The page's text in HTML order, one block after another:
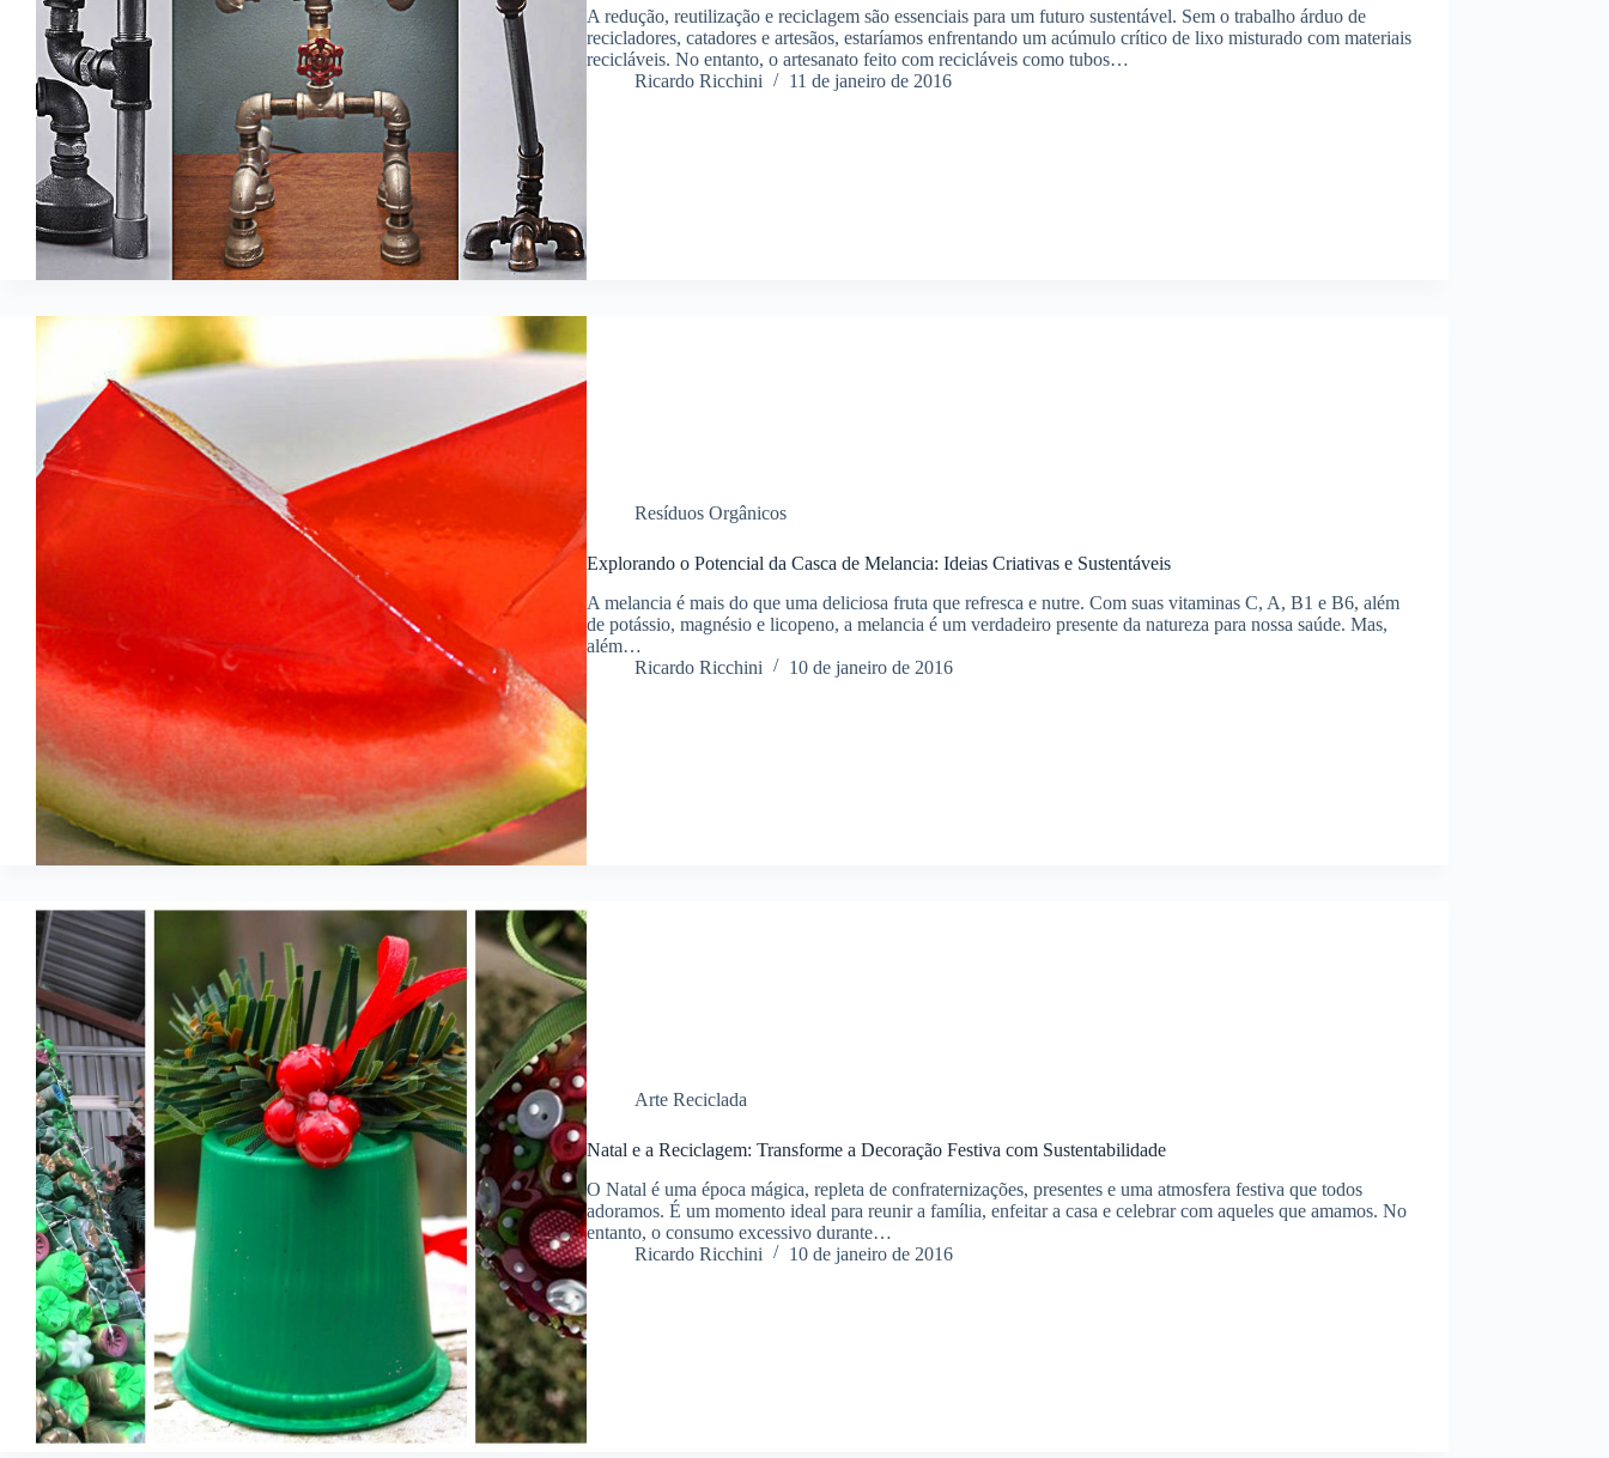
A redução, reutilização e reciclagem são essenciais para um futuro sustentável. Sem o trabalho árduo de
recicladores, catadores e artesãos, estaríamos enfrentando um acúmulo crítico de lixo misturado com materiais
recicláveis. No entanto, o artesanato feito com recicláveis como tubos…
Ricardo Ricchini
11 de janeiro de 2016
Resíduos Orgânicos
Explorando o Potencial da Casca de Melancia: Ideias Criativas e Sustentáveis
A melancia é mais do que uma deliciosa fruta que refresca e nutre. Com suas vitaminas C, A, B1 e B6, além
de potássio, magnésio e licopeno, a melancia é um verdadeiro presente da natureza para nossa saúde. Mas,
além…
Ricardo Ricchini
10 de janeiro de 2016
Arte Reciclada
Natal e a Reciclagem: Transforme a Decoração Festiva com Sustentabilidade
O Natal é uma época mágica, repleta de confraternizações, presentes e uma atmosfera festiva que todos
adoramos. É um momento ideal para reunir a família, enfeitar a casa e celebrar com aqueles que amamos. No
entanto, o consumo excessivo durante…
Ricardo Ricchini
10 de janeiro de 2016